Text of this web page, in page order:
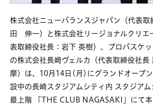
株式会社ニューバランスジャパン（代表取
田 伸一）と株式会社リージョナルクリエ
表取締役社長：岩下 英樹）、プロバスケ
の株式会社長崎ヴェルカ（代表取締役社長
摩）は、10月14日(月)にグランドオープ
設中の長崎スタジアムシティ内 スタジア
最上階 「THE CLUB NAGASAKI」にて